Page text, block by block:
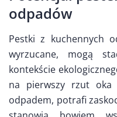
odpadów
Pestki z kuchennych
wyrzucane, mogą
kontekście
na pierwszy rzut oka
odpadem, potrafi